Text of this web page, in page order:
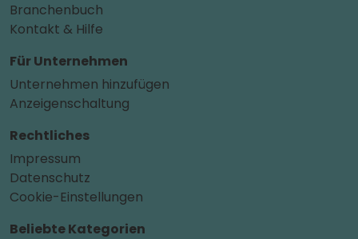
Branchenbuch
Kontakt & Hilfe
Für Unternehmen
Unternehmen hinzufügen
Anzeigenschaltung
Rechtliches
Impressum
Datenschutz
Cookie-Einstellungen
Beliebte Kategorien